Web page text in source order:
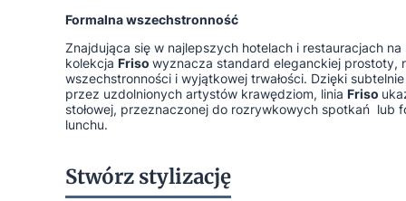
Formalna wszechstronność
Znajdująca się w najlepszych hotelach i restauracjach na
kolekcja Friso wyznacza standard eleganckiej prostoty,
wszechstronności i wyjątkowej trwałości. Dzięki
przez uzdolnionych artystów krawędziom, linia Friso
stołowej, przeznaczonej do rozrywkowych spotkań lub
lunchu.
Stwórz stylizację